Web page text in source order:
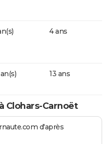
4 ans
13 ans
Clohars-Carnoët
d'après